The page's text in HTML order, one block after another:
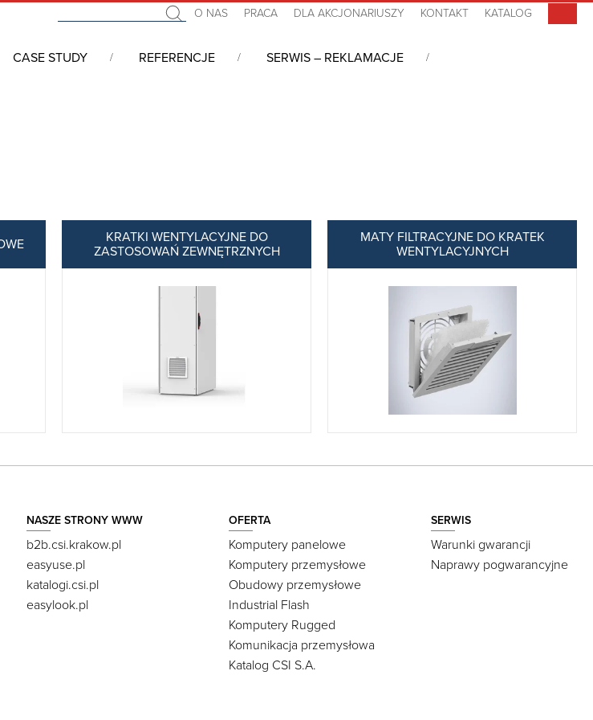
O NAS PRACA DLA AKCJONARIUSZY KONTAKT KATALOG
CASE STUDY REFERENCJE SERWIS – REKLAMACJE
KRATKI WENTYLACYJNE DO
ZASTOSOWAŃ ZEWNĘTRZNYCH
MATY FILTRACYJNE DO KRATEK
WENTYLACYJNYCH
NASZE STRONY WWW
b2b.csi.krakow.pl
easyuse.pl
katalogi.csi.pl
easylook.pl
OFERTA
Komputery panelowe
Komputery przemysłowe
Obudowy przemysłowe
Industrial Flash
Komputery Rugged
Komunikacja przemysłowa
Katalog CSI S.A.
SERWIS
Warunki gwarancji
Naprawy pogwarancyjne